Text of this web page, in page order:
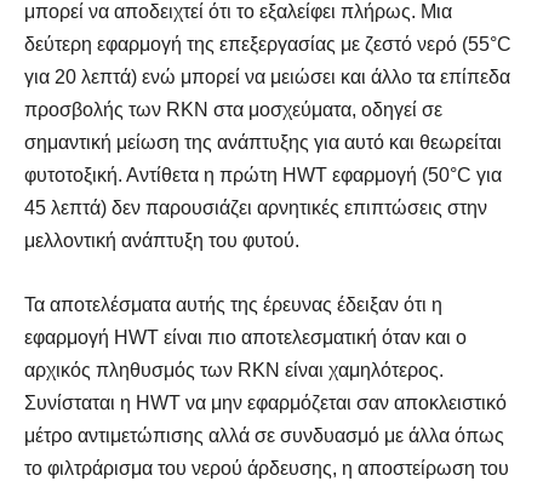
μπορεί να αποδειχτεί ότι το εξαλείφει πλήρως. Μια
δεύτερη εφαρμογή της επεξεργασίας με ζεστό νερό (55°C
για 20 λεπτά) ενώ μπορεί να μειώσει και άλλο τα επίπεδα
προσβολής των RKN στα μοσχεύματα, οδηγεί σε
σημαντική μείωση της ανάπτυξης για αυτό και θεωρείται
φυτοτοξική. Αντίθετα η πρώτη HWT εφαρμογή (50°C για
45 λεπτά) δεν παρουσιάζει αρνητικές επιπτώσεις στην
μελλοντική ανάπτυξη του φυτού.
Τα αποτελέσματα αυτής της έρευνας έδειξαν ότι η
εφαρμογή HWT είναι πιο αποτελεσματική όταν και ο
αρχικός πληθυσμός των RKN είναι χαμηλότερος.
Συνίσταται η HWT να μην εφαρμόζεται σαν αποκλειστικό
μέτρο αντιμετώπισης αλλά σε συνδυασμό με άλλα όπως
το φιλτράρισμα του νερού άρδευσης, η αποστείρωση του